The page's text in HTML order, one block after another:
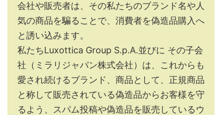
会社や販売者は、その私たちのブランド名や人
気の商品を騙ることで、消費者を偽造品購入へ
と誘い込みます。
私たちLuxottica Group S.p.A.並びに その子会
社（ミラリジャパン株式会社）は、これからも
愛され続けるブランド、商品として、正規商品
と称して販売されている偽造品からお客様を守
るよう、スパム投稿や偽造品を販売しているウ